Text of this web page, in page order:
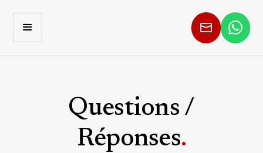
Questions /
Réponses.